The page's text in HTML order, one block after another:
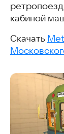
кабиной
Скачать